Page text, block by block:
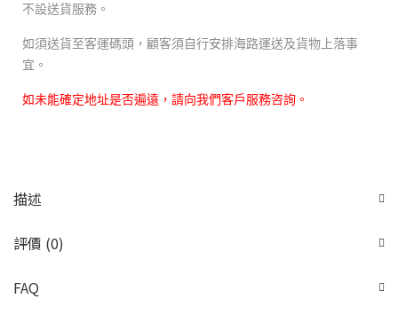
不設送貨服務。
如須送貨至客運碼頭，顧客須自行安排海路運送及貨物上落事
宜。
如未能確定地址是否遍遠，請向我們客戶服務咨詢。
描述
評價 (0)
FAQ